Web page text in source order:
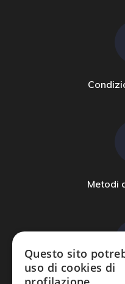
Metodi
Questo sito
uso di cookies di